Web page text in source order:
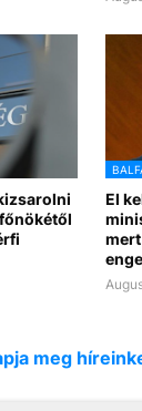
El
meg